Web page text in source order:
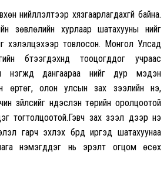
нийлүүлэлтээр хязгаарлагдахгүй байна.
зөвлөлийн хурлаар шатахууны үнийг
хэлэлцэхээр товлосон. Монгол Улсад
бүтээгдэхүүнд тооцогддог учраас
дангаараа үнийг дур мэдэн
өртөг, олон улсын зах зээлийн үнэ,
зүйлсийг үндэслэн төрийн оролцоотой
тогтолцоотой.Гэвч зах зээл дээр үнэ
гарч эхлэх бүрд иргэд шатахуунаа
нэмэгддэг нь эрэлт огцом өсөх